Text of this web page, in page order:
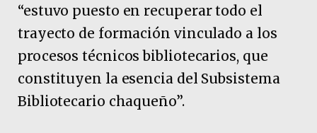
“estuvo puesto en recuperar todo el
trayecto de formación vinculado a los
procesos técnicos bibliotecarios, que
constituyen la esencia del Subsistema
Bibliotecario chaqueño”.